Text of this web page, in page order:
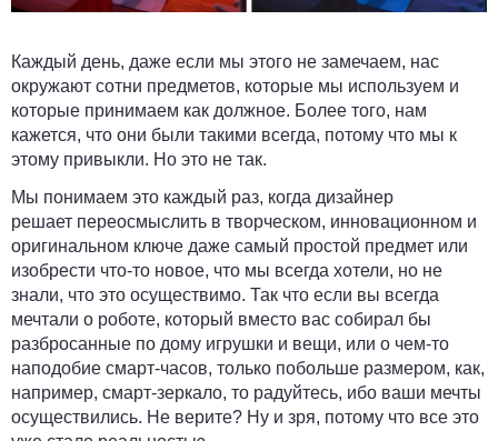
Каждый день, даже если мы этого не замечаем, нас
окружают сотни предметов, которые мы используем и
которые принимаем как должное. Более того, нам
кажется, что они были такими всегда, потому что мы к
этому привыкли. Но это не так.
Мы понимаем это каждый раз, когда дизайнер
решает переосмыслить в творческом, инновационном и
оригинальном ключе даже самый простой предмет или
изобрести что-то новое, что мы всегда хотели, но не
знали, что это осуществимо. Так что если вы всегда
мечтали о роботе, который вместо вас собирал бы
разбросанные по дому игрушки и вещи, или о чем-то
наподобие смарт-часов, только побольше размером, как,
например, смарт-зеркало, то радуйтесь, ибо ваши мечты
осуществились. Не верите? Ну и зря, потому что все это